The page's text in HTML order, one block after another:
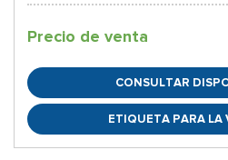
Precio de venta
CONSULTAR
ETIQUETA PARA LA